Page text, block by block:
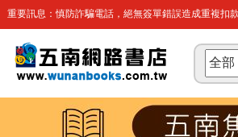
重要訊息：慎防詐騙電話，絕無簽單錯誤造成重複扣